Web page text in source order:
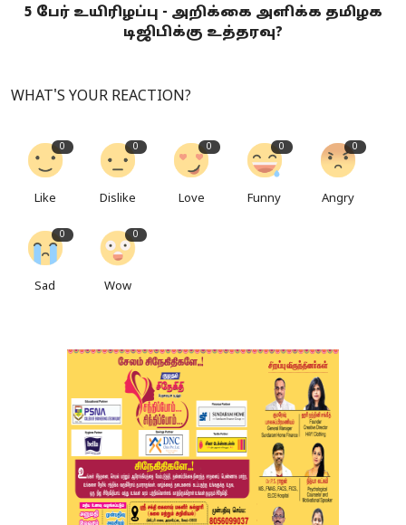
5 பேர் உயிரிழப்பு - அறிக்கை அளிக்க தமிழக
டிஜிபிக்கு உத்தரவு?
WHAT'S YOUR REACTION?
0
Like
0
Dislike
0
Love
0
Funny
0
Angry
0
Sad
0
Wow